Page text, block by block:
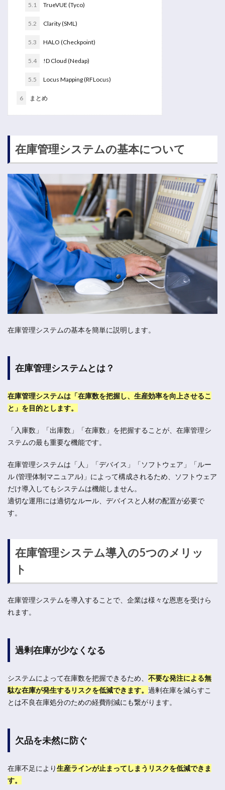
5.1 TrueVUE (Tyco)
5.2 Clarity (SML)
5.3 HALO (Checkpoint)
5.4 !D Cloud (Nedap)
5.5 Locus Mapping (RFLocus)
6 まとめ
在庫管理システムの基本について
在庫管理システムの基本を簡単に説明します。
在庫管理システムとは？
在庫管理システムは「在庫数を把握し、生産効率を向上させるこ
と」を目的とします。
「入庫数」「出庫数」「在庫数」を把握することが、在庫管理シ
ステムの最も重要な機能です。
在庫管理システムは「人」「デバイス」「ソフトウェア」「ルー
ル (管理体制マニュアル)」によって構成されるため、ソフトウェア
だけ導入してもシステムは機能しません。
適切な運用には適切なルール、デバイスと人材の配置が必要で
す。
在庫管理システム導入の5つのメリッ
ト
在庫管理システムを導入することで、企業は様々な恩恵を受けら
れます。
過剰在庫が少なくなる
システムによって在庫数を把握できるため、 不要な発注による無
駄な在庫が発生するリスクを低減できます。 過剰在庫を減らすこ
とは不良在庫処分のための経費削減にも繋がります。
欠品を未然に防ぐ
在庫不足により生産ラインが止まってしまうリスクを低減できま
す。